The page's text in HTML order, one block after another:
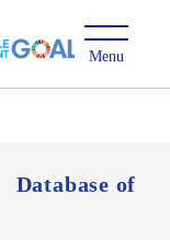
Database of